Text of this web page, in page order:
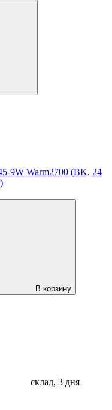
9W Warm2700 (BK, 24
В корзину
склад, 3 дня